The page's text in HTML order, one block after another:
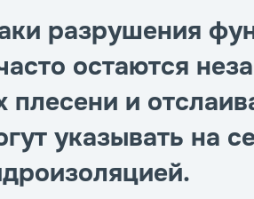
разрушения
остаются
плесени и
указывать на